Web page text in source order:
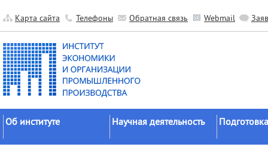
Карта сайта Телефоны Обратная связь Webmail
Об институте Научная деятельность